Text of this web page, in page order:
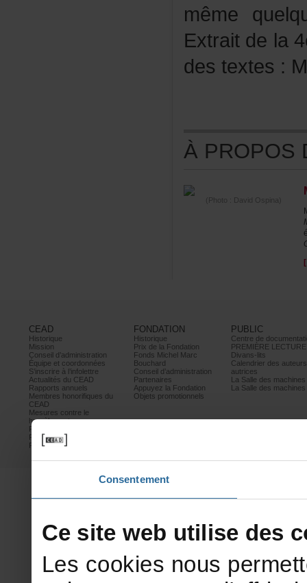
Consentement
(Photo:DavidOspina)
CEAD
Historique
Mission
Conseild’administration
Équipeetcoordonnées
S’inscrireàl’infolettre
ActualitésduCEAD
Rapportsannuels
Membreshonorifiquesdu
CEAD
Mesurescontrele
harcèlement
Politiquedeconfidentialité
Prixetconcours
Partenaires
FONDATION
Historique
PrixdelaFondation
FondsMichelMarc
Bouchard
Conseild’administration
Partenaires
AppuyezlaFondation
Objetspromotionnels
PUBLIC
PREMIÈRELECTURE
Divans-lits
autrices